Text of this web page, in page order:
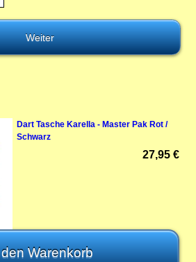
Dart Tasche Karella - Master Pak Rot /
Schwarz
27,95 €